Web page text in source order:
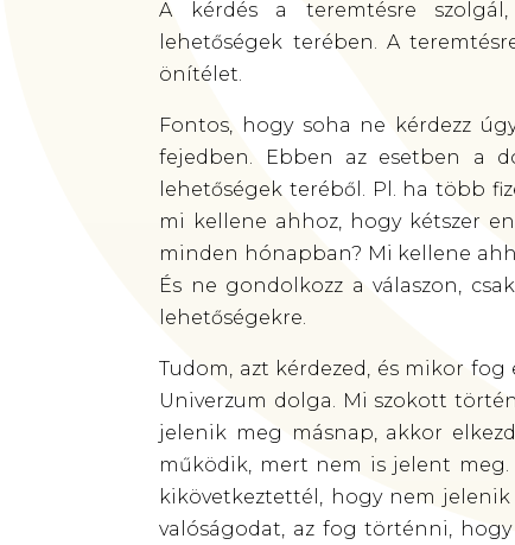
A kérdés a teremtésre
lehetőségek terében. A
önítélet.
Fontos, hogy soha ne kérdezz
fejedben. Ebben az esetben a
lehetőségek teréből. Pl. ha több
mi kellene ahhoz, hogy kétszer
minden hónapban? Mi kellene
És ne gondolkozz a válaszon,
lehetőségekre.
Tudom, azt kérdezed, és mikor
Univerzum dolga. Mi szokott
jelenik meg másnap, akkor
működik, mert nem is jelent
kikövetkeztettél, hogy nem
valóságodat, az fog történni,